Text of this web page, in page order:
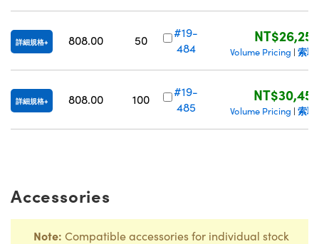
詳細規格 808.00 50
#19-
484
Volume Pricing | 索取
詳細規格 808.00 100
#19-
485
Volume Pricing | 索取
Accessories
Note: Compatible accessories for individual stock